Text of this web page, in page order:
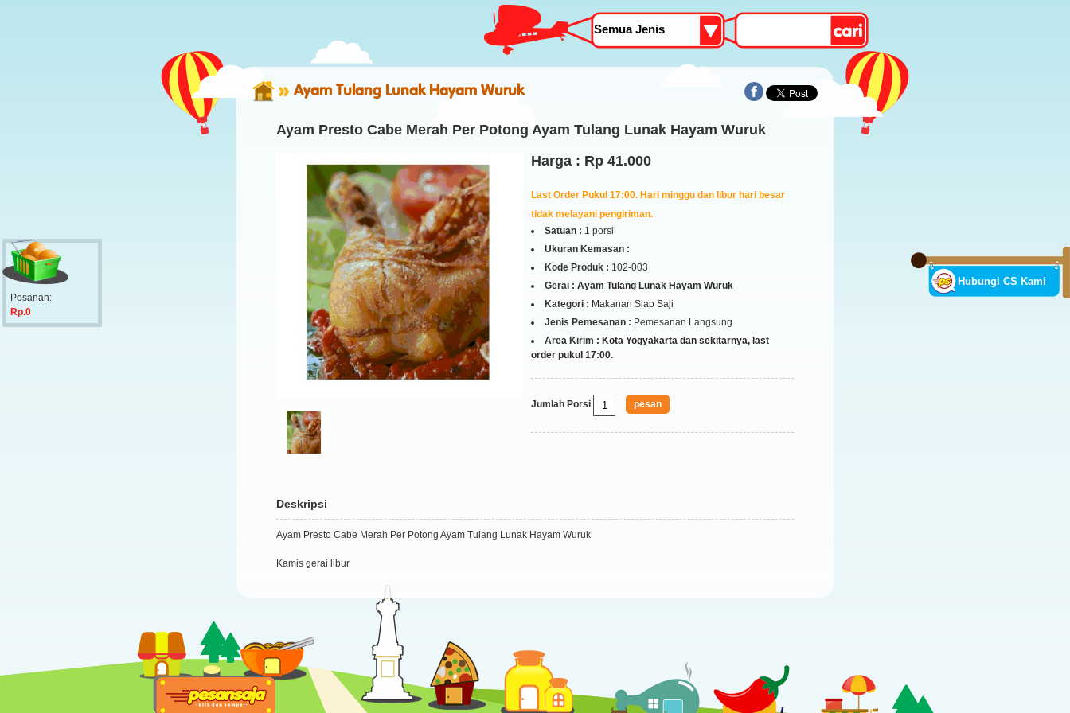
Hubungi CS Kami
Pesanan:
Rp.0
Ayam Tulang Lunak Hayam Wuruk
Ayam Presto Cabe Merah Per Potong Ayam Tulang Lunak Hayam Wuruk
Harga : Rp 41.000
Last Order Pukul 17:00. Hari minggu dan libur hari besar
tidak melayani pengiriman.
Satuan : 1 porsi
Ukuran Kemasan :
Kode Produk : 102-003
Gerai : Ayam Tulang Lunak Hayam Wuruk
Kategori : Makanan Siap Saji
Jenis Pemesanan : Pemesanan Langsung
Area Kirim : Kota Yogyakarta dan sekitarnya, last
order pukul 17:00.
Jumlah Porsi
Deskripsi
Ayam Presto Cabe Merah Per Potong Ayam Tulang Lunak Hayam Wuruk
Kamis gerai libur